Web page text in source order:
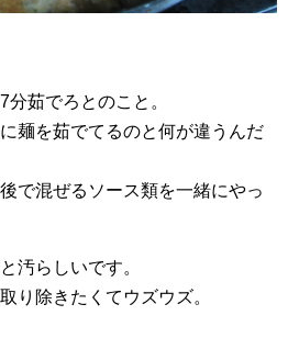
茹でろとのこと。
麺を茹でてるのと何が違うんだ
で混ぜるソース類を一緒にやっ
汚らしいです。
り除きたくてウズウズ。